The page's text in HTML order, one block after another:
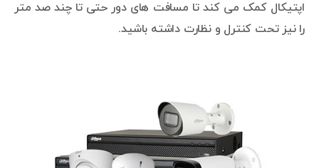
اپتیکال کمک می کند تا مسافت های دور حتی تا چند صد متر
را نیز تحت کنترل و نظارت داشته باشید.